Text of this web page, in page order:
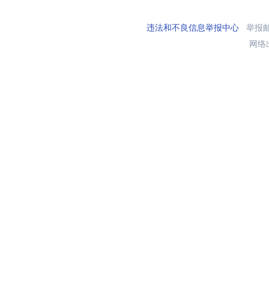
违法和不良信息举报中心举报
网